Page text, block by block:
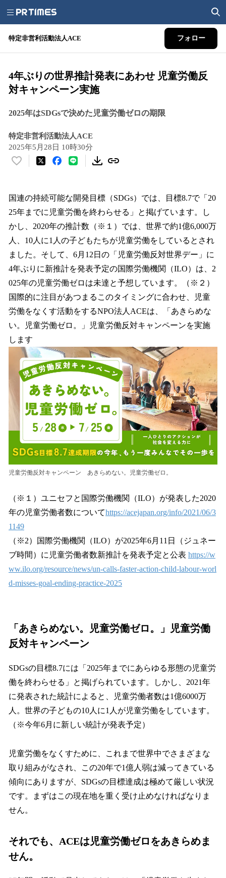
特定非営利活動法人ACE フォロー
4年ぶりの世界推計発表にあわせ 児童労働反
対キャンペーン実施
2025年はSDGsで決めた児童労働ゼロの期限
特定非営利活動法人ACE
2025年5月28日 10時30分
い
！
数
を
読
込
み
中
で
す
国連の持続可能な開発目標（SDGs）では、目標8.7で「20
25年までに児童労働を終わらせる」と掲げています。し
かし、2020年の推計数（※１）では、世界で約1億6,000万
人、10人に1人の子どもたちが児童労働をしているとされ
ました。そして、6月12日の「児童労働反対世界デー」に
4年ぶりに新推計を発表予定の国際労働機関（ILO）は、2
025年の児童労働ゼロは未達と予想しています。（※２）
国際的に注目があつまるこのタイミングに合わせ、児童
労働をなくす活動をするNPO法人ACEは、「あきらめな
い。児童労働ゼロ。」児童労働反対キャンペーンを実施
します
児童労働反対キャンペーン あきらめない。児童労働ゼロ。
（※１）ユニセフと国際労働機関（ILO）が発表した2020
年の児童労働者数についてhttps://acejapan.org/info/2021/06/3
1149
（※2）国際労働機関（ILO）が2025年6月11日（ジュネー
ブ時間）に児童労働者数新推計を発表予定と公表 https://w
ww.ilo.org/resource/news/un-calls-faster-action-child-labour-worl
d-misses-goal-ending-practice-2025
「あきらめない。児童労働ゼロ。」児童労働
反対キャンペーン
SDGsの目標8.7には「2025年までにあらゆる形態の児童労
働を終わらせる」と掲げられています。しかし、2021年
に発表された統計によると、児童労働者数は1億6000万
人。世界の子どもの10人に1人が児童労働をしています。
（※今年6月に新しい統計が発表予定）
児童労働をなくすために、これまで世界中でさまざまな
取り組みがなされ、この20年で1億人弱は減ってきている
傾向にありますが、SDGsの目標達成は極めて厳しい状況
です。まずはこの現在地を重く受け止めなければなりま
せん。
それでも、ACEは児童労働ゼロをあきらめま
せん。